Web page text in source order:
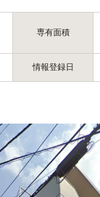
専有面積
情報登録日